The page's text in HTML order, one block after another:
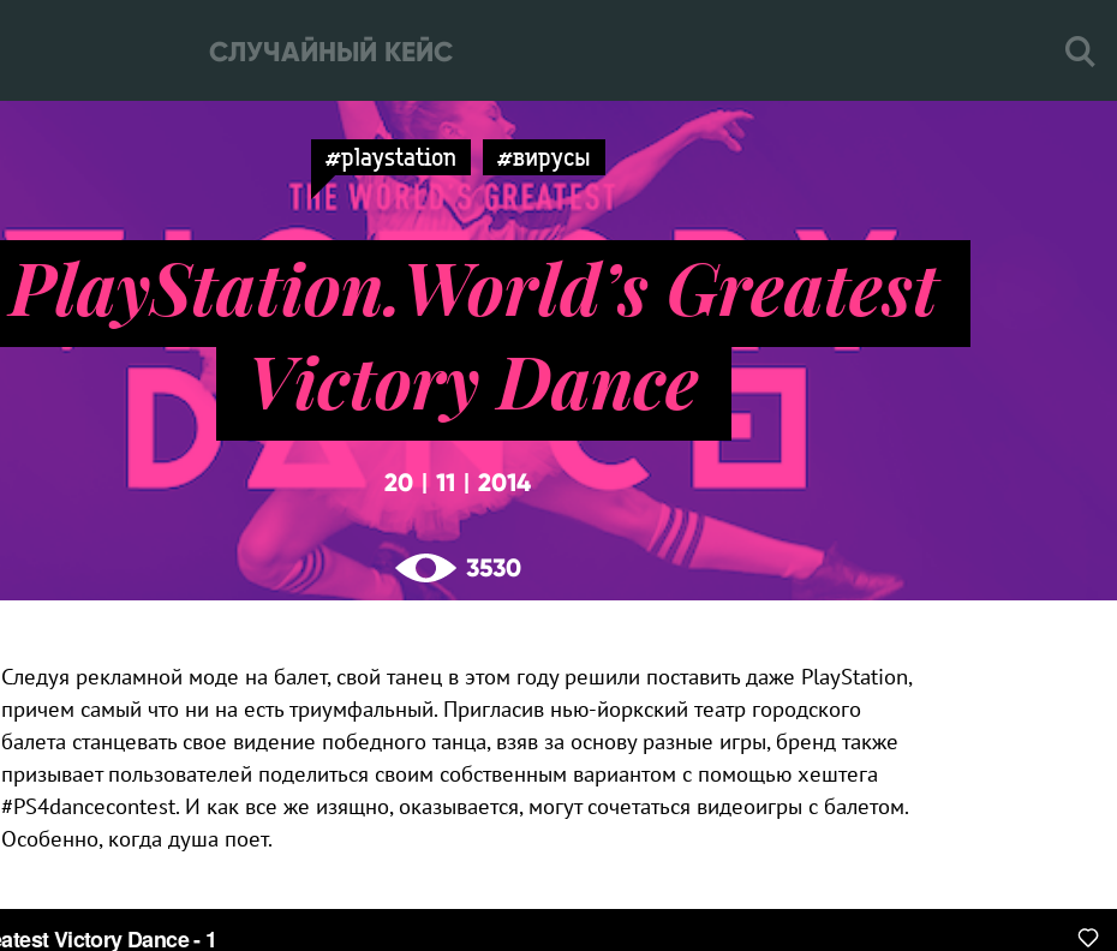
СЛУЧАЙНЫЙ КЕЙС
#playstation #вирусы
PlayStation.World’s Greatest
Victory Dance
20| 11 2014
3530
Следуя рекламной моде на балет, свой танец в этом году решили поставить даже PlayStation,
причем самый что ни на есть триумфальный. Пригласив нью-йоркский театр городского
балета станцевать свое видение победного танца, взяв за основу разные игры, бренд также
призывает пользователей поделиться своим собственным вариантом с помощью хештега
#PS4dancecontest. И как все же изящно, оказывается, могут сочетаться видеоигры с балетом.
Особенно, когда душа поет.